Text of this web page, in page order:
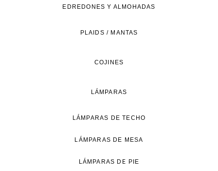
EDREDONES Y ALMOHADAS
PLAIDS / MANTAS
COJINES
LÁMPARAS
LÁMPARAS DE TECHO
LÁMPARAS DE MESA
LÁMPARAS DE PIE